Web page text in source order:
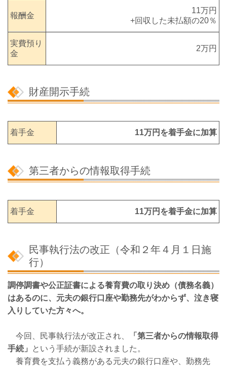
報酬金
11万円
+回収した未払額の20％
実費預り
金
2万円
財産開示手続
着手金 11万円を着手金に加算
第三者からの情報取得手続
着手金 11万円を着手金に加算
民事執行法の改正（令和２年４月１日施
行）
調停調書や公正証書による養育費の取り決め（債務名義）
はあるのに、元夫の銀行口座や勤務先がわからず、泣き寝
入りしていた方々へ。
今回、民事執行法が改正され、
「第三者からの情報取得
手続」
という手続が新設されました。
養育費を支払う義務がある元夫の銀行口座や、勤務先